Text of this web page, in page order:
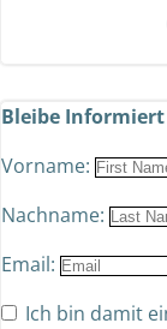
Bleibe
Vorname:
Nachname:
Email:
Ich bin damit